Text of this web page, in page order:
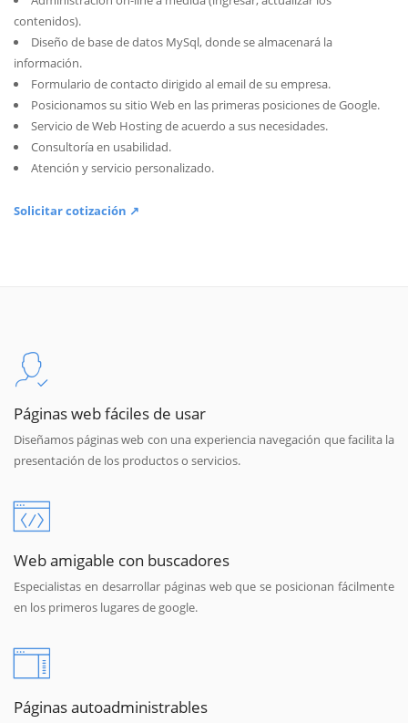
contenidos).
Diseño de base de datos MySql, donde se almacenará la
información.
Formulario de contacto dirigido al email de su empresa.
Posicionamos su sitio Web en las primeras posiciones de Google.
Servicio de Web Hosting de acuerdo a sus necesidades.
Consultoría en usabilidad.
Atención y servicio personalizado.
Solicitar cotización ↗
Páginas web fáciles de usar
Diseñamos páginas web con una experiencia navegación que facilita la
presentación de los productos o servicios.
Web amigable con buscadores
Especialistas en desarrollar páginas web que se posicionan fácilmente
en los primeros lugares de google.
Páginas autoadministrables